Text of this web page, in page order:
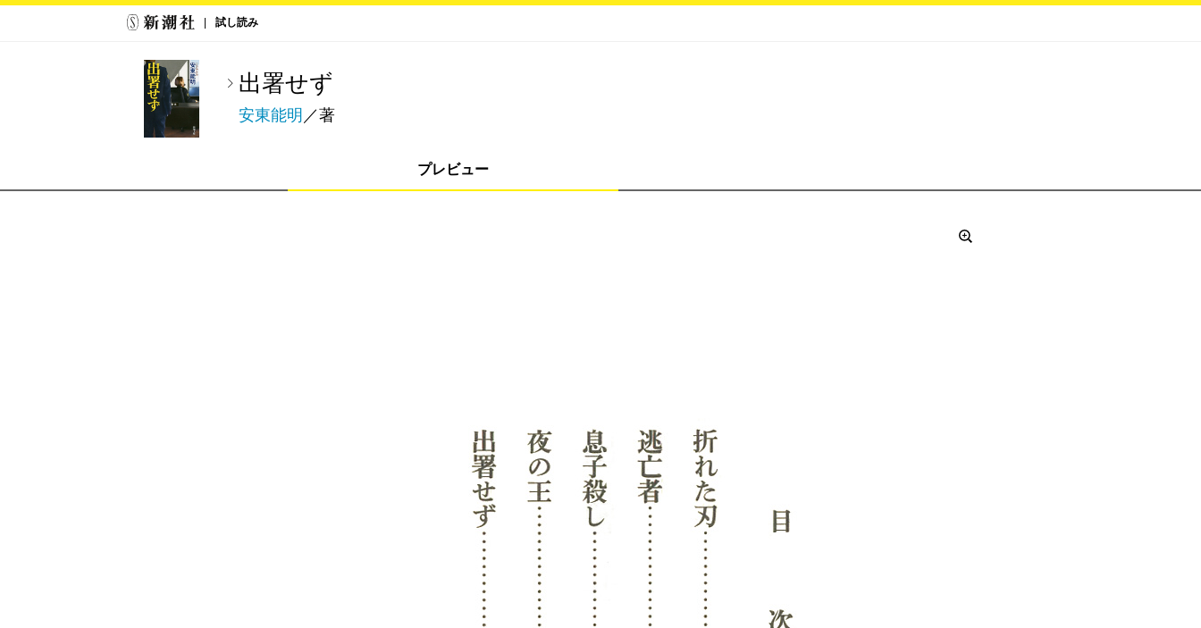
試し読み
出署せず
安東能明 ／著
プレビュー